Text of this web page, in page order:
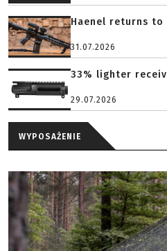
Haenel returns to
31.07.2026
33% lighter
29.07.2026
WYPOSAŻENIE